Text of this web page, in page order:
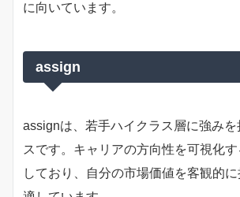
に向いています。
assign
assignは、若手ハイクラス層に強み
スです。キャリアの方向性を可視化
しており、自分の市場価値を客観的